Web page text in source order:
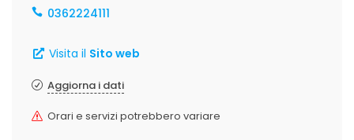
0362224111
Visita il Sito web
Aggiorna i dati
Orari e servizi potrebbero variare